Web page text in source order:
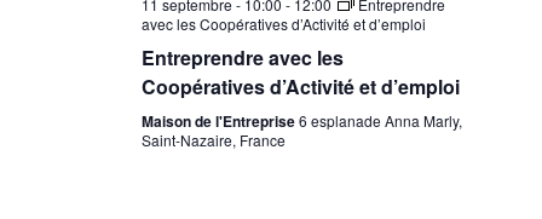
11 septembre - 10:00 - 12:00
Entreprendre
avec les Coopératives d’Activité et d’emploi
Entreprendre avec les
Coopératives d’Activité et d’emploi
Maison de l'Entreprise6 esplanade Anna Marly,
Saint-Nazaire, France